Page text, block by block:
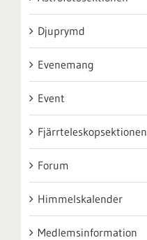
Djuprymd
Evenemang
Event
Fjärrteleskopsektionen
Forum
Himmelskalender
Medlemsinformation